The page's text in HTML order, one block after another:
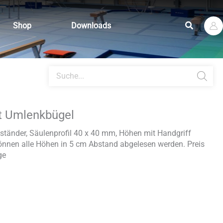
Shop Downloads Suchen
search
Säulenprofil 40 x 40 mm, Höhen mit Handgriff
alle Höhen in 5 cm Abstand abgelesen werden. Preis